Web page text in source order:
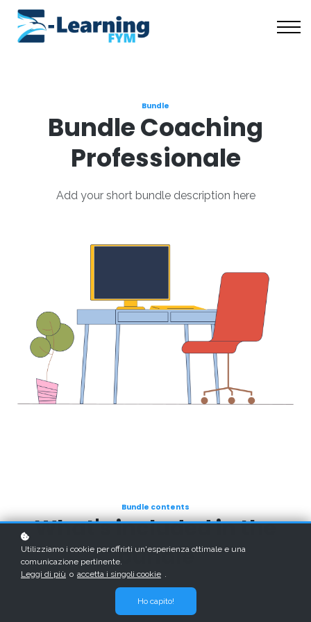
Risorse Gratuite
Chi Siamo
Bundle
Bundle Coaching
Professionale
Add your short bundle description here
Bundle contents
What's included in the
bundle
Utilizziamo i cookie per offrirti un'esperienza ottimale e una
comunicazione pertinente.
Leggi di più o accetta i singoli cookie .
Ho capito!